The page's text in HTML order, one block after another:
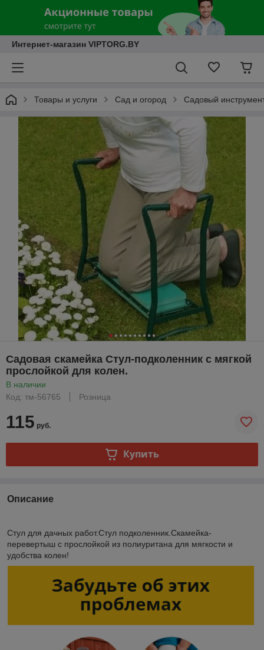
Интернет-магазин VIPTORG.BY
Товары и услуги Сад и огород Садовый
Садовая скамейка Стул-подколенник с мягкой
прослойкой для колен.
В наличии
Код: тм-56765
Розница
115 руб.
Купить
Описание
Стул для дачных работ.Стул подколенник.Скамейка-
перевертыш с прослойкой из полиуритана для мягкости и
удобства колен!